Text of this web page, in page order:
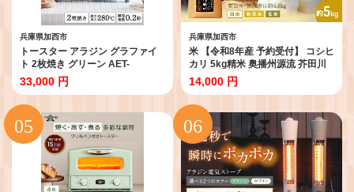
兵庫県加西市
トースター アラジン グラファイ
ト 2枚焼き グリーン AET-
GS13CG 緑 速熱 おしゃれ インテ
リア キッチン 家電 兵庫 加西市 朝
食 食パン グラファイトヒーター
速暖 パン焼き タイマー付き 温め
サクサク カリカリ トースト
33,000 円
兵庫県加西市
米 【令和8年産 予約受付】 コシヒ
カリ 5kg精米 奥播州源流 芥田川
産 芥田川 農家直送 5キロ 国産米
こしひかり 贈り物 喜ばれる お米
ギフト おいしいお米 お祝い 内祝
い 贈答 美味しい おいしい
14,000 円